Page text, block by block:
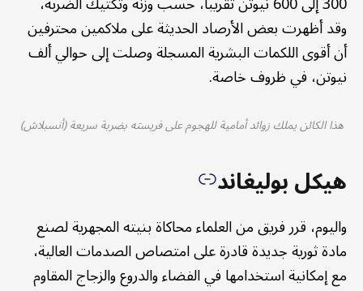
وقد أظهرت بعض الأرصاد الحديثة على ملاكمين محترفين
أن أقوى اللكمات البشرية المسجلة وصلت إلى حوالي ألف
نيوتن، في ظروف خاصة.
هذا الكائن يملك زوائد أمامية للهجوم على فريسته بضربة سريعة (أنسبلاش)
هيكل بوليغاند
واليوم، قرر فريق من العلماء محاكاة بنيته المجهرية لصنع
مادة ثورية جديدة قادرة على امتصاص الصدمات العالية،
مع إمكانية استخدامها في الفضاء والدروع والزجاج المقاوم